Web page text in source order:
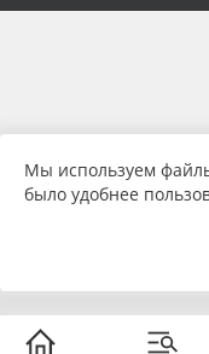
Мы используем
было удобнее